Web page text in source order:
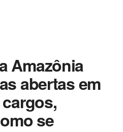
Amazônia
abertas em
se